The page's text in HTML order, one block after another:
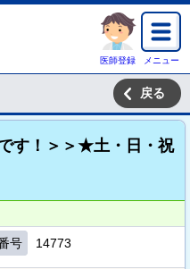
医師登録 メニュー
戻る
す！＞＞★土・日・祝
号 14773